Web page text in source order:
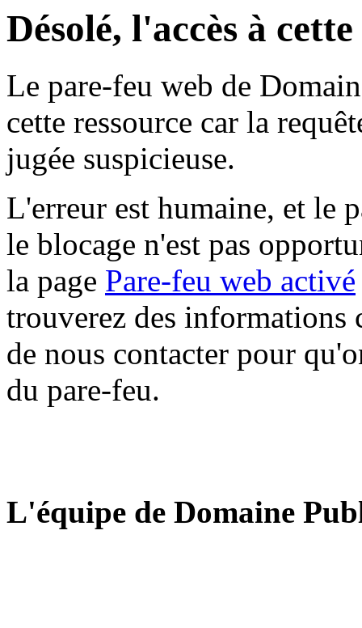
Désolé, l'accès à
Le pare-feu web de
cette ressource car la
jugée suspicieuse.
L'erreur est humaine, et le
le blocage n'est pas
la page Pare-feu web activé
trouverez des informations
de nous contacter pour
du pare-feu.
L'équipe de Domaine